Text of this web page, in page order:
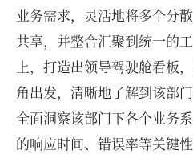
业务需求，灵活地将多个分
共享，并整合汇聚到统一的
上，打造出领导驾驶舱看板
角出发，清晰地了解到该部
全面洞察该部门下各个业务
的响应时间、错误率等关键